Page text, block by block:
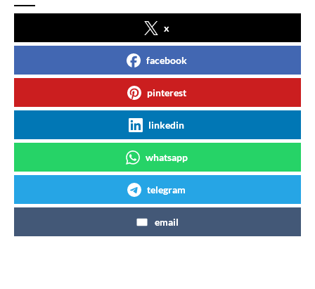
x
facebook
pinterest
linkedin
whatsapp
telegram
email